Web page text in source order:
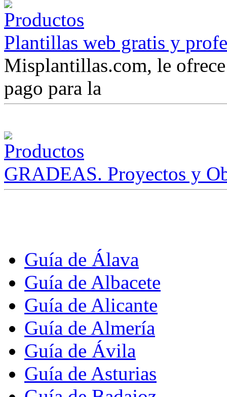
Plantillas web gratis y
Misplantillas.com, le
pago para la
GRADEAS. Proyectos y
Guía de Álava
Guía de Albacete
Guía de Alicante
Guía de Almería
Guía de Ávila
Guía de Asturias